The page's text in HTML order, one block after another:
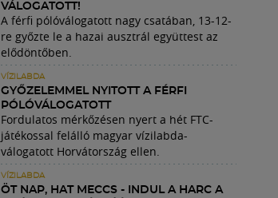
VÁLOGATOTT!
A férfi pólóválogatott nagy csatában, 13-12-
re győzte le a hazai ausztrál együttest az
elődöntőben.
VÍZILABDA
GYŐZELEMMEL NYITOTT A FÉRFI
PÓLÓVÁLOGATOTT
Fordulatos mérkőzésen nyert a hét FTC-
játékossal felálló magyar vízilabda-
válogatott Horvátország ellen.
VÍZILABDA
ÖT NAP, HAT MECCS - INDUL A HARC A